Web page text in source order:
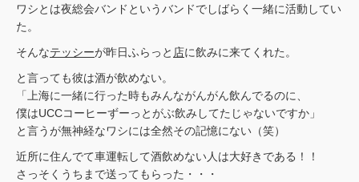
ワシとは夜総会バンドというバンドでしばらく一緒に活動してい
た。
そんなテッシーが昨日ふらっと 店に飲みに来てくれた。
と言っても彼は酒が飲めない。
「上海に一緒に行った時もみんながんがん飲んでるのに、
僕はUCCコーヒーずーっとがぶ飲みしてたじゃないですか」
と言うが無神経なワシには全然その記憶にない（笑）
近所に住んでて車運転して酒飲めない人は大好きである！！
さっそくうちまで送ってもらった・・・